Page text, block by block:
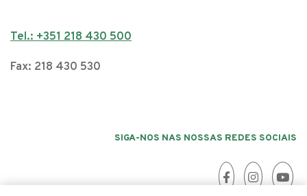
Tel.: +351 218 430 500
Fax: 218 430 530
SIGA-NOS NAS NOSSAS REDES SOCIAIS